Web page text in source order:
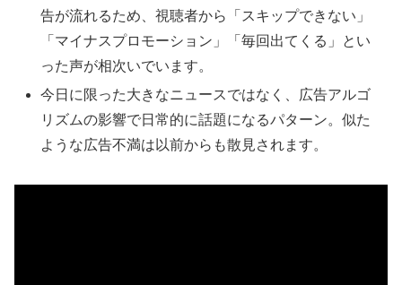
告が流れるため、視聴者から「スキップできない」
「マイナスプロモーション」「毎回出てくる」とい
った声が相次いでいます。
今日に限った大きなニュースではなく、広告アルゴ
リズムの影響で日常的に話題になるパターン。似た
ような広告不満は以前からも散見されます。